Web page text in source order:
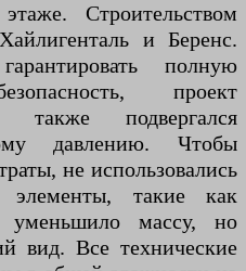
Строительством
и Беренс.
полную
проект
также подвергался
давлению. Чтобы
не использовались
элементы, такие как
массу, но
вид. Все технические